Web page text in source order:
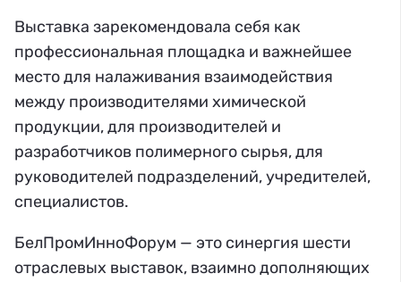
Выставка зарекомендовала себя как
профессиональная площадка и важнейшее
место для налаживания взаимодействия
между производителями химической
продукции, для производителей и
разработчиков полимерного сырья, для
руководителей подразделений, учредителей,
специалистов.
БелПромИнноФорум — это синергия шести
отраслевых выставок, взаимно дополняющих